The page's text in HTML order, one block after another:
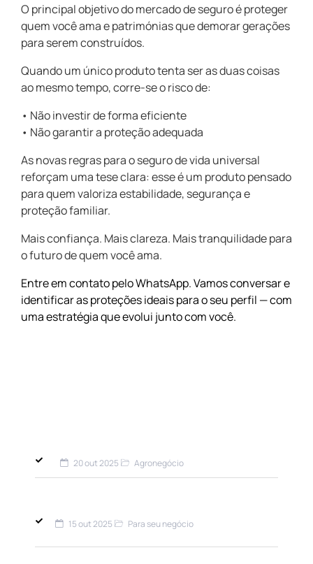
O principal objetivo do mercado de seguro é proteger
quem você ama e patrimónias que demorar gerações
para serem construídos.
Quando um único produto tenta ser as duas coisas
ao mesmo tempo, corre-se o risco de:
• Não investir de forma eficiente
• Não garantir a proteção adequada
As novas regras para o seguro de vida universal
reforçam uma tese clara: esse é um produto pensado
para quem valoriza estabilidade, segurança e
proteção familiar.
Mais confiança. Mais clareza. Mais tranquilidade para
o futuro de quem você ama.
Entre em contato pelo WhatsApp. Vamos conversar e
identificar as proteções ideais para o seu perfil — com
uma estratégia que evolui junto com você.
20 out 2025 Agronegócio
Seguro Rural e COP30: Proteção Essencial
15 out 2025 Para seu negócio